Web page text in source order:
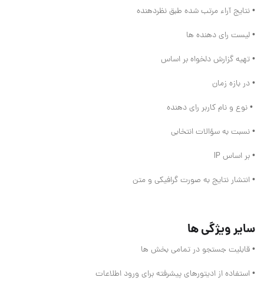
• نتایج آراء مرتب شده طبق نظردهنده
• لیست رای دهنده ها
• تهیه گزارش دلخواه بر اساس
• در بازه زمان
• نوع و نام کاربر رای دهنده
• نسبت به سؤالات انتخابی
• بر اساس IP
• انتشار نتايج به صورت گرافيکی و متن
سایر ویژگی ها
• قابلیت جستجو در تمامی بخش ها
• استفاده از ادیتورهای پیشرفته برای ورود اطلاعات